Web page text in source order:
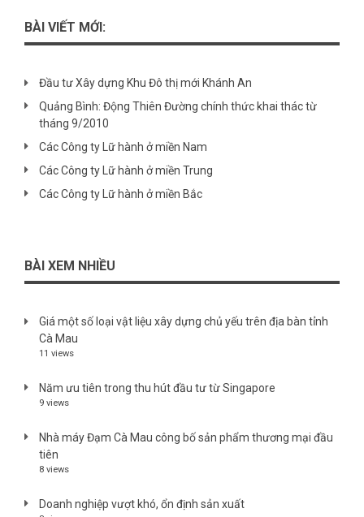
BÀI VIẾT MỚI:
Đầu tư Xây dựng Khu Đô thị mới Khánh An
Quảng Bình: Động Thiên Đường chính thức khai thác từ
tháng 9/2010
Các Công ty Lữ hành ở miền Nam
Các Công ty Lữ hành ở miền Trung
Các Công ty Lữ hành ở miền Bắc
BÀI XEM NHIỀU
Giá một số loại vật liệu xây dựng chủ yếu trên địa bàn tỉnh
Cà Mau
11 views
Năm ưu tiên trong thu hút đầu tư từ Singapore
9 views
Nhà máy Đạm Cà Mau công bố sản phẩm thương mại đầu
tiên
8 views
Doanh nghiệp vượt khó, ổn định sản xuất